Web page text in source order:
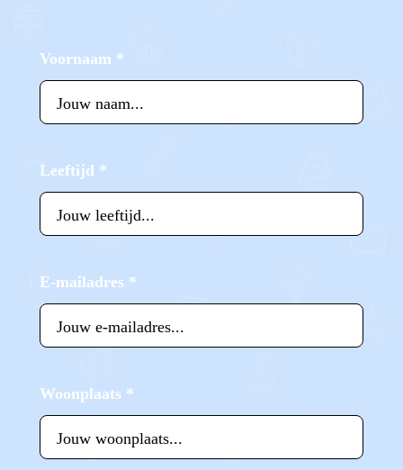
Voornaam *
Leeftijd *
E-mailadres *
Woonplaats *